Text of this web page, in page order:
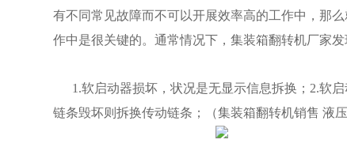
有不同常见故障而不可以开展效率高的工作中，那
作中是很关键的。通常情况下，集装箱翻转机厂家
1.软启动器损坏，状况是无显示信息拆换；2.软启
链条毁坏则拆换传动链条；（集装箱翻转机销售 液